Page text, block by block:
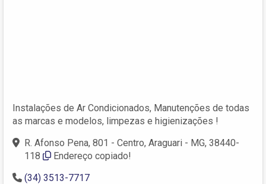
Instalações de Ar Condicionados, Manutenções de todas
as marcas e modelos, limpezas e higienizações !
R. Afonso Pena, 801 - Centro, Araguari - MG, 38440-
118
Endereço copiado!
(34) 3513-7717